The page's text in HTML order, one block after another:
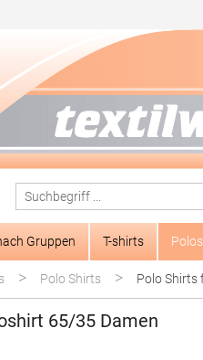
Gruppen T-shirts
> Polo Shirts > Polo Shirts
65/35 Damen